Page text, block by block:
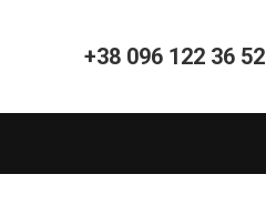
+38 096 122 36 52